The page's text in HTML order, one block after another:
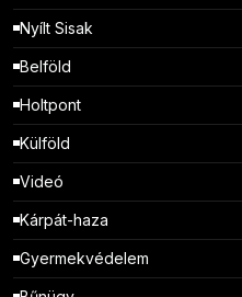
Nyílt Sisak
Belföld
Holtpont
Külföld
Videó
Kárpát-haza
Gyermekvédelem